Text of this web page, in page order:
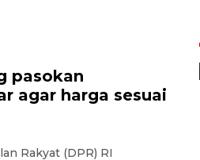
pasokan
agar harga sesuai
Rakyat (DPR) RI